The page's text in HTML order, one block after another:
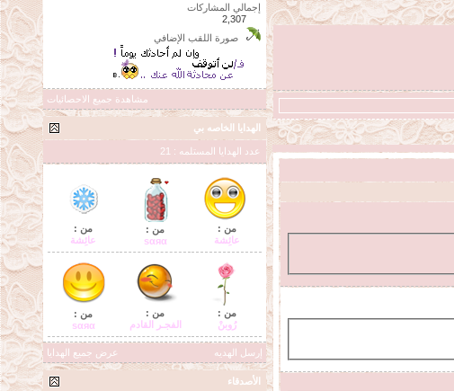
إجمالي المشاركات
2,307
صورة اللقب الإضافي
مشاهدة جميع الاحصائيات
الهدايا الخاصه بي
عدد الهدايا المستلمه : 21
من :
عائِشة
من :
ѕαяα
من :
عائِشة
من :
رُوبنْ
من :
الفجـر القادم
من :
ѕαяα
إرسل الهديه عرض جميع الهدايا
الأصدقاء